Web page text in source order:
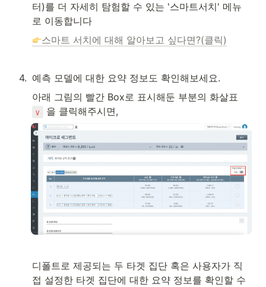
터)를 더 자세히 탐험할 수 있는 '스마트서치' 메뉴
로 이동합니다
스마트 서치에 대해 알아보고 싶다면?(클릭)
4. 예측 모델에 대한 요약 정보도 확인해보세요.
∨ 을 클릭해주시면,
디폴트로 제공되는 두 타겟 집단 혹은 사용자가 직
접 설정한 타겟 집단에 대한 요약 정보를 확인할 수